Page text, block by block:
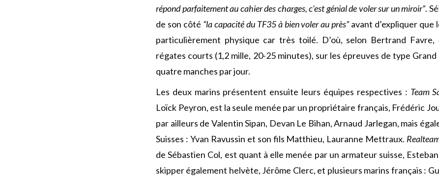
répond parfaitement au cahier des charges, c’est génial de voler sur un miroir”.
de son côté “la capacité du TF35 à bien voler au près”avant d’expliquer que
particulièrement physique car très toilé. D’où, selon Bertrand
régates courts (1,2 mille, 20-25 minutes), sur les épreuves de type Grand
quatre manches par jour.
Les deux marins présentent ensuite leurs équipes respectives : Team
Loïck Peyron, est la seule menée par un propriétaire français, Frédéric
par ailleurs de Valentin Sipan, Devan Le Bihan, Arnaud Jarlegan, mais
Suisses : Yvan Ravussin et son fils Matthieu, Lauranne Mettraux.
de Sébastien Col, est quant à elle menée par un armateur suisse,
skipper également helvète, Jérôme Clerc, et plusieurs marins français :